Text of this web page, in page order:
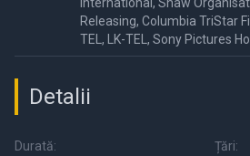
International, Shaw
Releasing, Columbia TriStar
TEL, LK-TEL, Sony Pictures
Detalii
Durată:
Țări: